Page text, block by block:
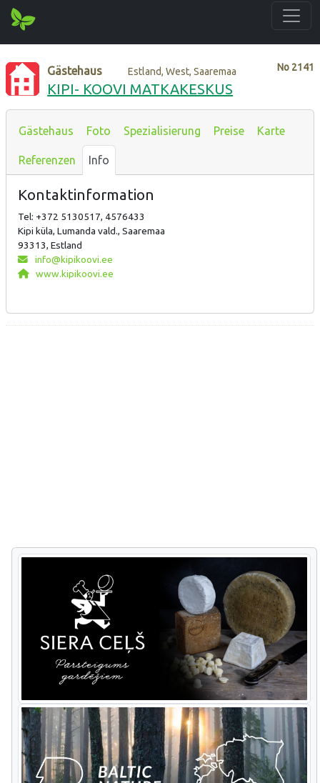
No 2141
Gästehaus Estland, West, Saaremaa
KIPI- KOOVI MATKAKESKUS
Gästehaus Foto Spezialisierung Preise Karte
Referenzen Info
Kontaktinformation
Tel: +372 5130517, 4576433
Kipi küla, Lumanda vald., Saaremaa
93313, Estland
info@kipikoovi.ee
www.kipikoovi.ee